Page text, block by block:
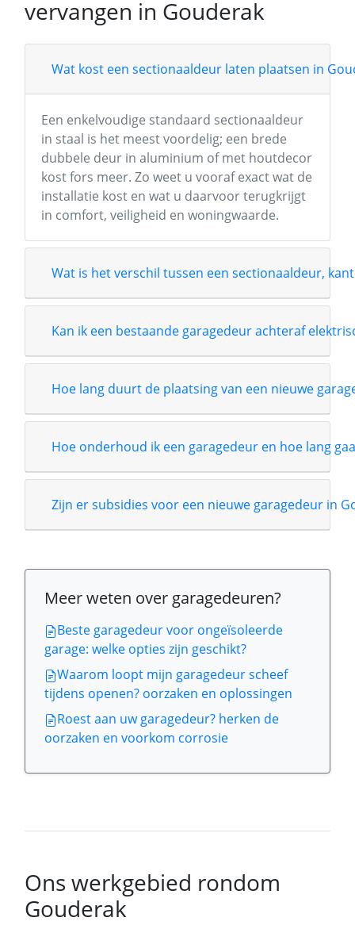
vervangen in Gouderak
Wat kost een sectionaaldeur laten plaatsen in
Een enkelvoudige standaard sectionaaldeur
in staal is het meest voordelig; een brede
dubbele deur in aluminium of met houtdecor
kost fors meer. Zo weet u vooraf exact wat de
installatie kost en wat u daarvoor terugkrijgt
in comfort, veiligheid en woningwaarde.
Wat is het verschil tussen een sectionaaldeur,
Kan ik een bestaande garagedeur achteraf
Hoe lang duurt de plaatsing van een nieuwe
Hoe onderhoud ik een garagedeur en hoe lang
Zijn er subsidies voor een nieuwe garagedeur in
Meer weten over garagedeuren?
Beste garagedeur voor ongeïsoleerde
garage: welke opties zijn geschikt?
Waarom loopt mijn garagedeur scheef
tijdens openen? oorzaken en oplossingen
Roest aan uw garagedeur? herken de
oorzaken en voorkom corrosie
Ons werkgebied rondom
Gouderak